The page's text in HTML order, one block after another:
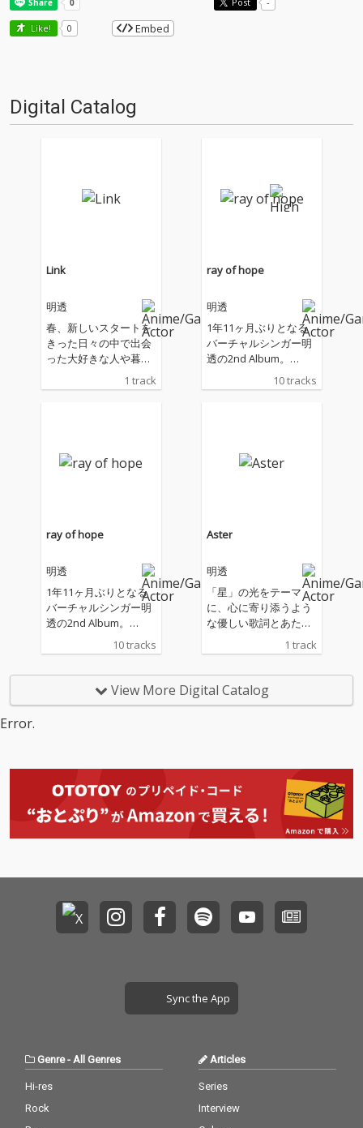
Like! 0 Embed
Digital Catalog
Link
明透
春、新しいスタートを
きった日々の中で出会
った大好きな人や暮ら
好き」という気持ちを
1 track
ray of hope
明透
1年11ヶ月ぶりとなる
バーチャルシンガー明
透の2nd Album。
「光」をテーマにした
本作は、複数のコンポ
ターデザインと同じく
米山舞が担当。
10 tracks
ray of hope
明透
1年11ヶ月ぶりとなる
バーチャルシンガー明
透の2nd Album。
「光」をテーマにした
本作は、複数のコンポ
を収録。 ジャケットの
イラストは、キャラク
10 tracks
Aster
明透
「星」の光をテーマ
に、心に寄り添うよう
な優しい歌詞とあたた
かな明透の歌声が魅力
のバラード楽曲。
1 track
View More Digital Catalog
Error.
Sync the App
Genre-All Genres
Hi-res
Rock
Articles
Series
Interview